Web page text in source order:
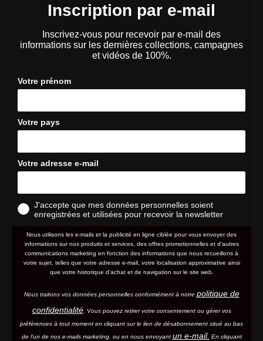
Inscription par e-mail
Inscrivez-vous pour recevoir par e-mail des
informations sur les dernières collections, campagnes
et vidéos de 100%.
Votre prénom
Votre pays
Votre adresse e-mail
J'accepte que mes données personnelles soient
enregistrées et utilisées pour recevoir la newsletter
Nous utilisons les e-mails et la publicité en ligne ciblée pour vous envoyer des
informations sur nos produits et services, des offres promotionnelles et d'autres
communications marketing en fonction des informations que nous recueillons à
votre sujet, telles que votre adresse e-mail, votre localisation approximative ainsi
que votre historique d'achat et de navigation sur le site web.
Nous traitons vos données personnelles conformément à notre politique de
confidentialité. Vous pouvez retirer votre consentement ou gérer vos
préférences à tout moment en cliquant sur le lien de désabonnement situé au bas
de l'un de nos e-mails marketing, ou en nous envoyant un e-mail. En cliquant